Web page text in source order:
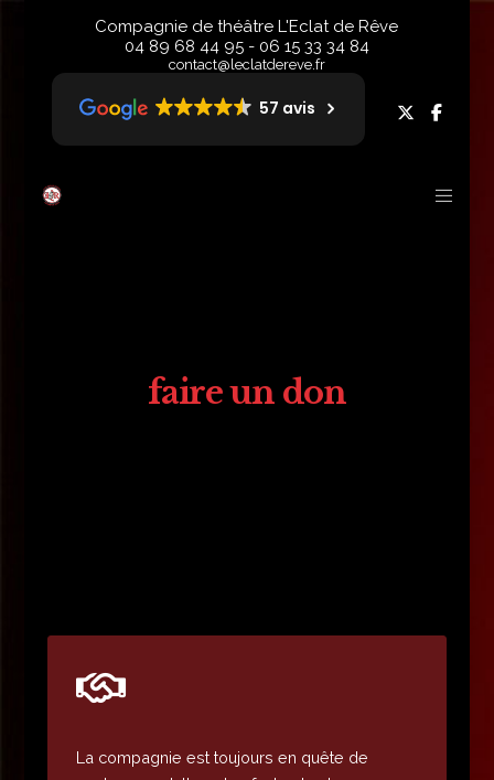
Compagnie de théâtre L'Eclat de Rêve
04 89 68 44 95- 06 15 33 34 84
contact@leclatdereve.fr
57 avis
faire un don
La compagnie est toujours en quête de